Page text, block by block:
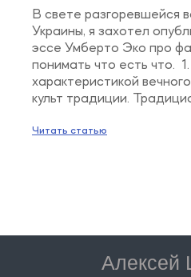
В свете разгоревшейся
Украины, я захотел
эссе Умберто Эко про
понимать что есть что.
характеристикой
культ традиции.
контрреволюционной
Читать статью
Алексей